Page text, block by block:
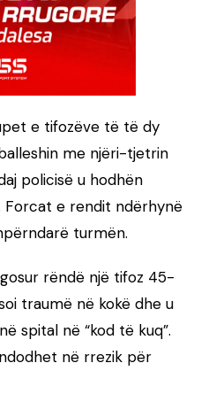
e tifozëve të të dy
me njëri-tjetrin
policisë u hodhën
Forcat e rendit ndërhynë
turmën.
rëndë një tifoz 45-
traumë në kokë dhe u
spital në “kod të kuq”.
në rrezik për